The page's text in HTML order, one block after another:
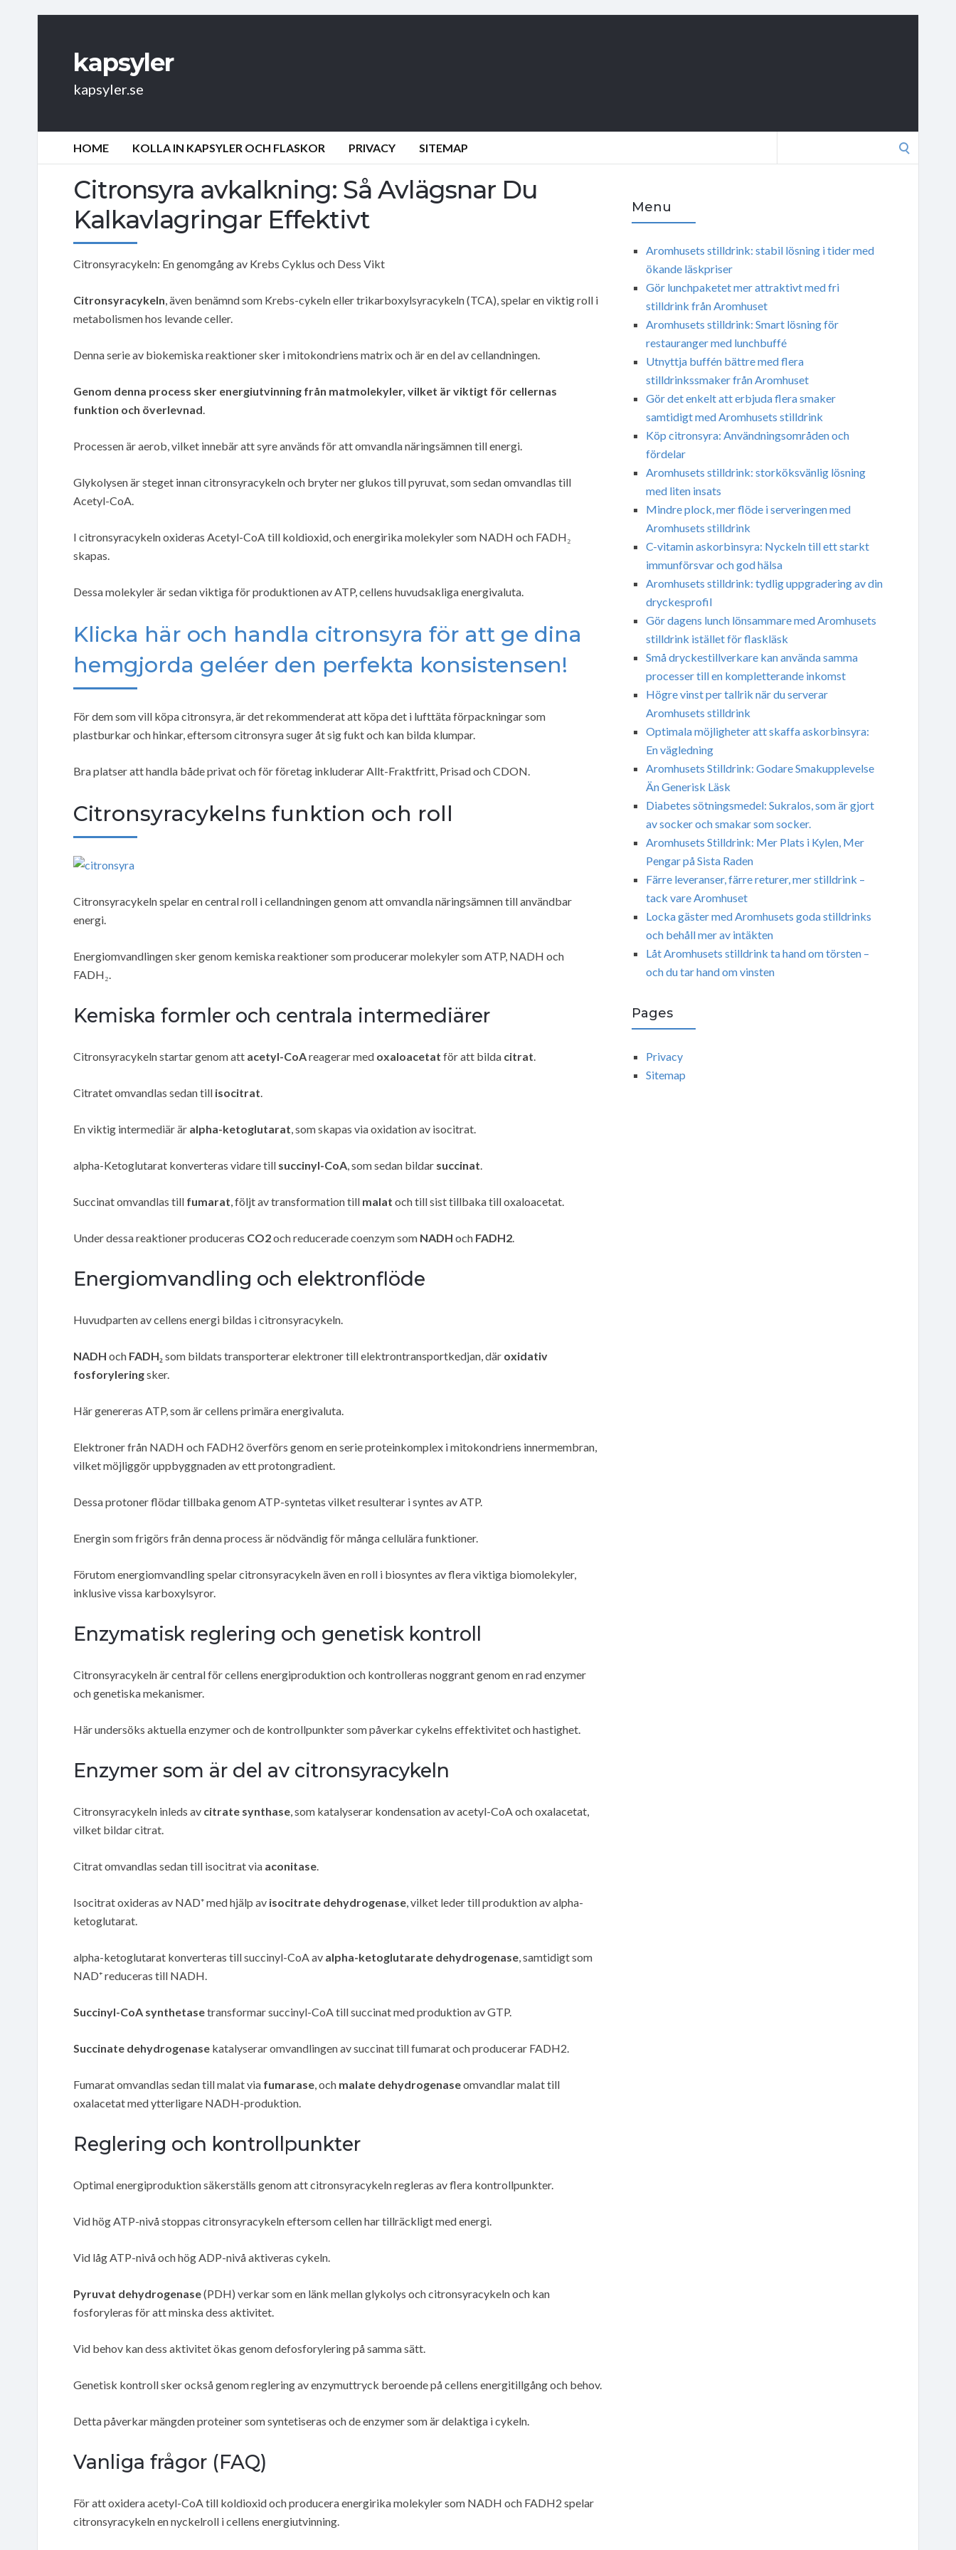
kapsyler
kapsyler.se
HOME KOLLA IN KAPSYLER OCH FLASKOR PRIVACY SITEMAP
Citronsyra avkalkning: Så Avlägsnar Du
Kalkavlagringar Effektivt
Citronsyracykeln: En genomgång av Krebs Cyklus och Dess Vikt
Citronsyracykeln, även benämnd som Krebs-cykeln eller trikarboxylsyracykeln (TCA), spelar en viktig roll i
metabolismen hos levande celler.
Denna serie av biokemiska reaktioner sker i mitokondriens matrix och är en del av cellandningen.
Genom denna process sker energiutvinning från matmolekyler, vilket är viktigt för cellernas
funktion och överlevnad.
Processen är aerob, vilket innebär att syre används för att omvandla näringsämnen till energi.
Glykolysen är steget innan citronsyracykeln och bryter ner glukos till pyruvat, som sedan omvandlas till
Acetyl-CoA.
I citronsyracykeln oxideras Acetyl-CoA till koldioxid, och energirika molekyler som NADH och FADH₂
skapas.
Dessa molekyler är sedan viktiga för produktionen av ATP, cellens huvudsakliga energivaluta.
Klicka här och handla citronsyra för att ge dina
hemgjorda geléer den perfekta konsistensen!
För dem som vill köpa citronsyra, är det rekommenderat att köpa det i lufttäta förpackningar som
plastburkar och hinkar, eftersom citronsyra suger åt sig fukt och kan bilda klumpar.
Bra platser att handla både privat och för företag inkluderar Allt-Fraktfritt, Prisad och CDON.
Citronsyracykelns funktion och roll
Citronsyracykeln spelar en central roll i cellandningen genom att omvandla näringsämnen till användbar
energi.
Energiomvandlingen sker genom kemiska reaktioner som producerar molekyler som ATP, NADH och
FADH₂.
Kemiska formler och centrala intermediärer
Citronsyracykeln startar genom att acetyl-CoAreagerar med oxaloacetat för att bilda citrat.
Citratet omvandlas sedan till isocitrat.
En viktig intermediär är alpha-ketoglutarat, som skapas via oxidation av isocitrat.
alpha-Ketoglutarat konverteras vidare till succinyl-CoA, som sedan bildar succinat.
Succinat omvandlas till fumarat, följt av transformation till malat och till sist tillbaka till oxaloacetat.
Under dessa reaktioner produceras CO2och reducerade coenzym som NADH och FADH2.
Energiomvandling och elektronflöde
Huvudparten av cellens energi bildas i citronsyracykeln.
NADH och FADH₂som bildats transporterar elektroner till elektrontransportkedjan, där oxidativ
fosforyleringsker.
Här genereras ATP, som är cellens primära energivaluta.
Elektroner från NADH och FADH2 överförs genom en serie proteinkomplex i mitokondriens innermembran,
vilket möjliggör uppbyggnaden av ett protongradient.
Dessa protoner flödar tillbaka genom ATP-syntetas vilket resulterar i syntes av ATP.
Energin som frigörs från denna process är nödvändig för många cellulära funktioner.
Förutom energiomvandling spelar citronsyracykeln även en roll i biosyntes av flera viktiga biomolekyler,
inklusive vissa karboxylsyror.
Enzymatisk reglering och genetisk kontroll
Citronsyracykeln är central för cellens energiproduktion och kontrolleras noggrant genom en rad enzymer
och genetiska mekanismer.
Här undersöks aktuella enzymer och de kontrollpunkter som påverkar cykelns effektivitet och hastighet.
Enzymer som är del av citronsyracykeln
Citronsyracykeln inleds av citrate synthase, som katalyserar kondensation av acetyl-CoA och oxalacetat,
vilket bildar citrat.
Citrat omvandlas sedan till isocitrat via aconitase.
Isocitrat oxideras av NAD⁺ med hjälp av isocitrate dehydrogenase, vilket leder till produktion av alpha-
ketoglutarat.
alpha-ketoglutarat konverteras till succinyl-CoA av alpha-ketoglutarate dehydrogenase, samtidigt som
NAD⁺ reduceras till NADH.
Succinyl-CoA synthetasetransformar succinyl-CoA till succinat med produktion av GTP.
Succinate dehydrogenase katalyserar omvandlingen av succinat till fumarat och producerar FADH2.
Fumarat omvandlas sedan till malat via fumarase, och malate dehydrogenaseomvandlar malat till
oxalacetat med ytterligare NADH-produktion.
Reglering och kontrollpunkter
Optimal energiproduktion säkerställs genom att citronsyracykeln regleras av flera kontrollpunkter.
Vid hög ATP-nivå stoppas citronsyracykeln eftersom cellen har tillräckligt med energi.
Vid låg ATP-nivå och hög ADP-nivå aktiveras cykeln.
Pyruvat dehydrogenase(PDH) verkar som en länk mellan glykolys och citronsyracykeln och kan
fosforyleras för att minska dess aktivitet.
Vid behov kan dess aktivitet ökas genom defosforylering på samma sätt.
Genetisk kontroll sker också genom reglering av enzymuttryck beroende på cellens energitillgång och behov.
Detta påverkar mängden proteiner som syntetiseras och de enzymer som är delaktiga i cykeln.
Vanliga frågor (FAQ)
För att oxidera acetyl-CoA till koldioxid och producera energirika molekyler som NADH och FADH2 spelar
citronsyracykeln en nyckelroll i cellens energiutvinning.
Menu
Aromhusets stilldrink: stabil lösning i tider med
ökande läskpriser
Gör lunchpaketet mer attraktivt med fri
stilldrink från Aromhuset
Aromhusets stilldrink: Smart lösning för
restauranger med lunchbuffé
Utnyttja buffén bättre med flera
stilldrinkssmaker från Aromhuset
Gör det enkelt att erbjuda flera smaker
samtidigt med Aromhusets stilldrink
Köp citronsyra: Användningsområden och
fördelar
Aromhusets stilldrink: storköksvänlig lösning
med liten insats
Mindre plock, mer flöde i serveringen med
Aromhusets stilldrink
C-vitamin askorbinsyra: Nyckeln till ett starkt
immunförsvar och god hälsa
Aromhusets stilldrink: tydlig uppgradering av din
dryckesprofil
Gör dagens lunch lönsammare med Aromhusets
stilldrink istället för flaskläsk
Små dryckestillverkare kan använda samma
processer till en kompletterande inkomst
Högre vinst per tallrik när du serverar
Aromhusets stilldrink
Optimala möjligheter att skaffa askorbinsyra:
En vägledning
Aromhusets Stilldrink: Godare Smakupplevelse
Än Generisk Läsk
Diabetes sötningsmedel: Sukralos, som är gjort
av socker och smakar som socker.
Aromhusets Stilldrink: Mer Plats i Kylen, Mer
Pengar på Sista Raden
Färre leveranser, färre returer, mer stilldrink –
tack vare Aromhuset
Locka gäster med Aromhusets goda stilldrinks
och behåll mer av intäkten
Låt Aromhusets stilldrink ta hand om törsten –
och du tar hand om vinsten
Pages
Privacy
Sitemap